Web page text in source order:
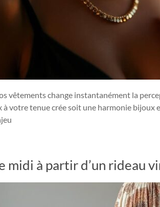
vêtements change instantanément la
à votre tenue crée soit une harmonie
midi à partir d’un rideau